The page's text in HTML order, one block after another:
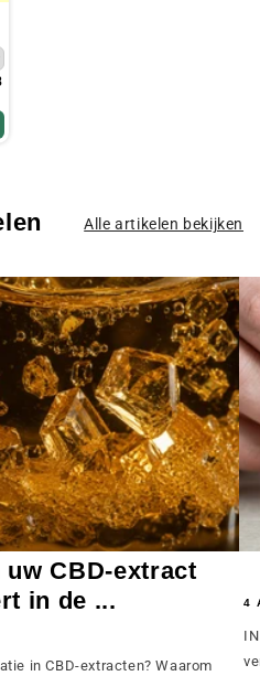
Alle artikelen bekijken
CBD-extract
in de ...
in CBD-extracten? Waarom
4